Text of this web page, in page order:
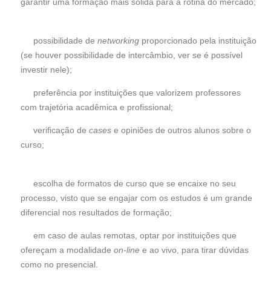
possibilidade de networking proporcionado pela instituição
(se houver possibilidade de intercâmbio, ver se é possível
investir nele);
preferência por instituições que valorizem professores
com trajetória acadêmica e profissional;
verificação de cases e opiniões de outros alunos sobre o
curso;
escolha de formatos de curso que se encaixe no seu
processo, visto que se engajar com os estudos é um grande
diferencial nos resultados de formação;
em caso de aulas remotas, optar por instituições que
ofereçam a modalidade on-line e ao vivo, para tirar dúvidas
como no presencial.